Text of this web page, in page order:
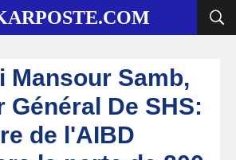
Mansour Samb,
Général De SHS:
de l'AIBD